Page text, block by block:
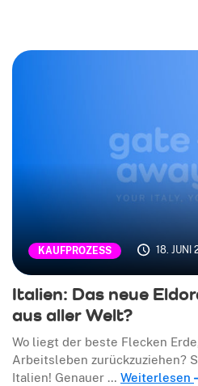
KAUFPROZESS 18. JUNI
Italien: Das neue
aus aller Welt?
Wo liegt der beste Flecken
Arbeitsleben zurückzuziehen?
Italien! Genauer … Weiterlesen